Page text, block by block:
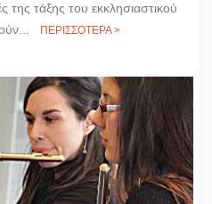
τάξης του εκκλησιαστικού
ΠΕΡΙΣΣΟΤΕΡΑ >